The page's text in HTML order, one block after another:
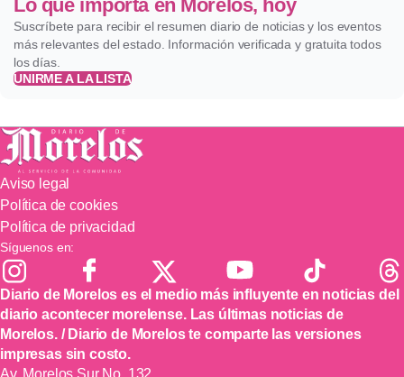
Lo que importa en Morelos, hoy
Suscríbete para recibir el resumen diario de noticias y los eventos
más relevantes del estado. Información verificada y gratuita todos
los días.
UNIRME A LA LISTA
Aviso legal
Política de cookies
Política de privacidad
Síguenos en:
Diario de Morelos es el medio más influyente en noticias del
diario acontecer morelense. Las últimas noticias de
Morelos. / Diario de Morelos te comparte las versiones
impresas sin costo.
Av. Morelos Sur No. 132